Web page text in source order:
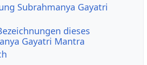
Subrahmanya Gayatri
dieses
Gayatri Mantra